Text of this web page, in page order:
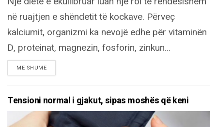
në ruajtjen e shëndetit të kockave. Përveç
kalciumit, organizmi ka nevojë edhe për vitaminën
D, proteinat, magnezin, fosforin, zinkun...
MË SHUMËDETAILS
Tensioni normal i gjakut, sipas moshës që keni